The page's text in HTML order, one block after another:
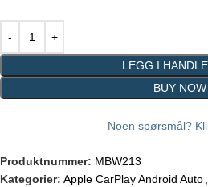
LEGG I
BUY NOW
Noen spørsmål?
Produktnummer: MBW213
Kategorier: Apple CarPlay Android Auto,